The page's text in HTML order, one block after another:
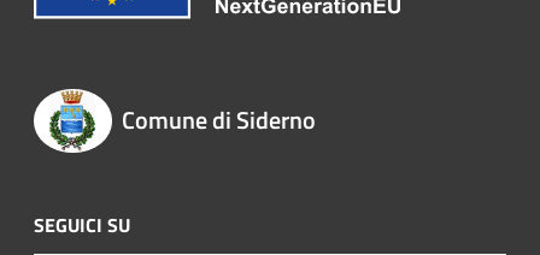
Comune di Siderno
SEGUICI SU